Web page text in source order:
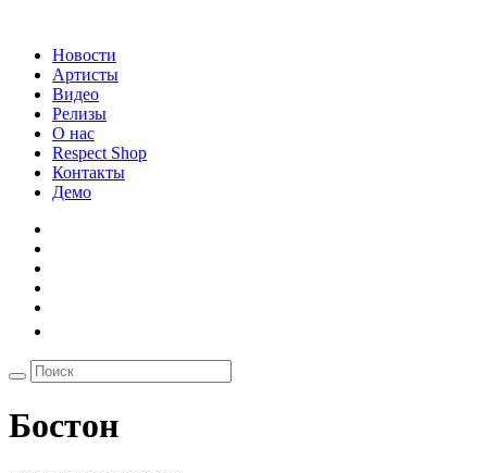
Новости
Артисты
Видео
Релизы
О нас
Respect Shop
Контакты
Демо
Бостон